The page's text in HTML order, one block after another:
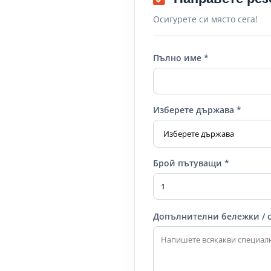
Осигурете си място сега!
Пълно име *
Изберете държава *
Брой пътуващи *
Допълнителни бележки /